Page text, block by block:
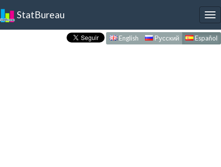
StatBureau
English Русский Español